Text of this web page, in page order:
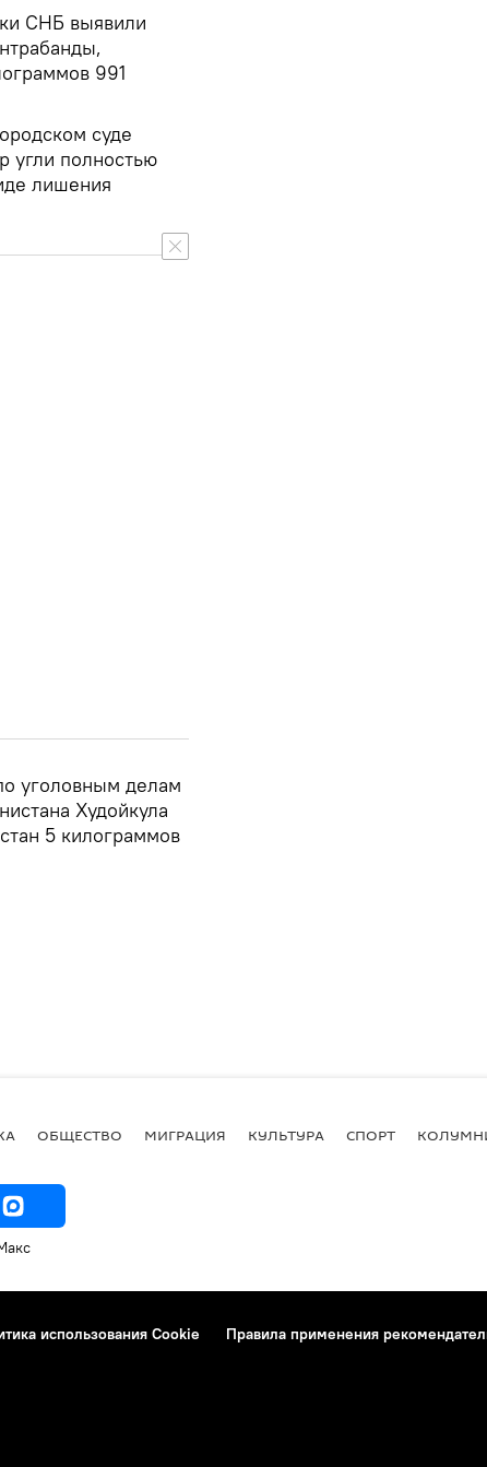
СНБ выявили
991
суде
угли полностью
лишения
уголовным делам
Худойкула
5 килограммов
ОБЩЕСТВО МИГРАЦИЯ КУЛЬТУРА СПОРТ
использования Cookie
Правила применения